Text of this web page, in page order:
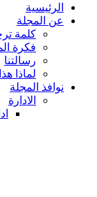
الرئيسية
عن المجلة
كلمة
فكرة
رسالتنا
لماذا
نوافذ المجلة
الادارة